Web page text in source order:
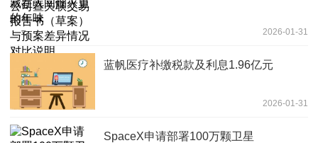
2026-01-31
蓝帆医疗补缴税款及利息1.96亿元
2026-01-31
SpaceX申请部署100万颗卫星